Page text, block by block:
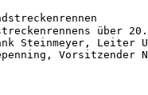
über
Steinmeyer, Leiter
Vorsitzender